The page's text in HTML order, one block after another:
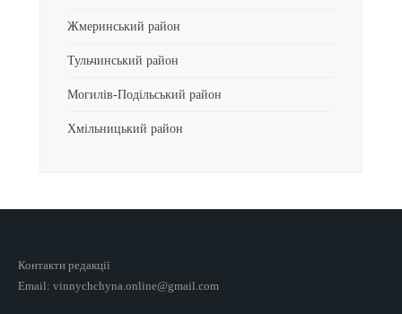
Жмеринський район
Тульчинський район
Могилів-Подільський район
Хмільницький район
Контакти редакції
Email: vinnychchyna.online@gmail.com